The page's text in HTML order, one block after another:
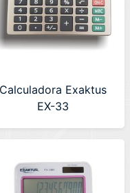
Calculadora Exaktus
EX-33